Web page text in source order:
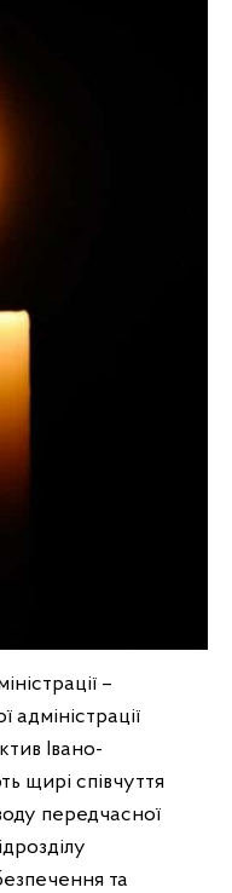
–
адміністрації
Івано-
щирі співчуття
передчасної
та